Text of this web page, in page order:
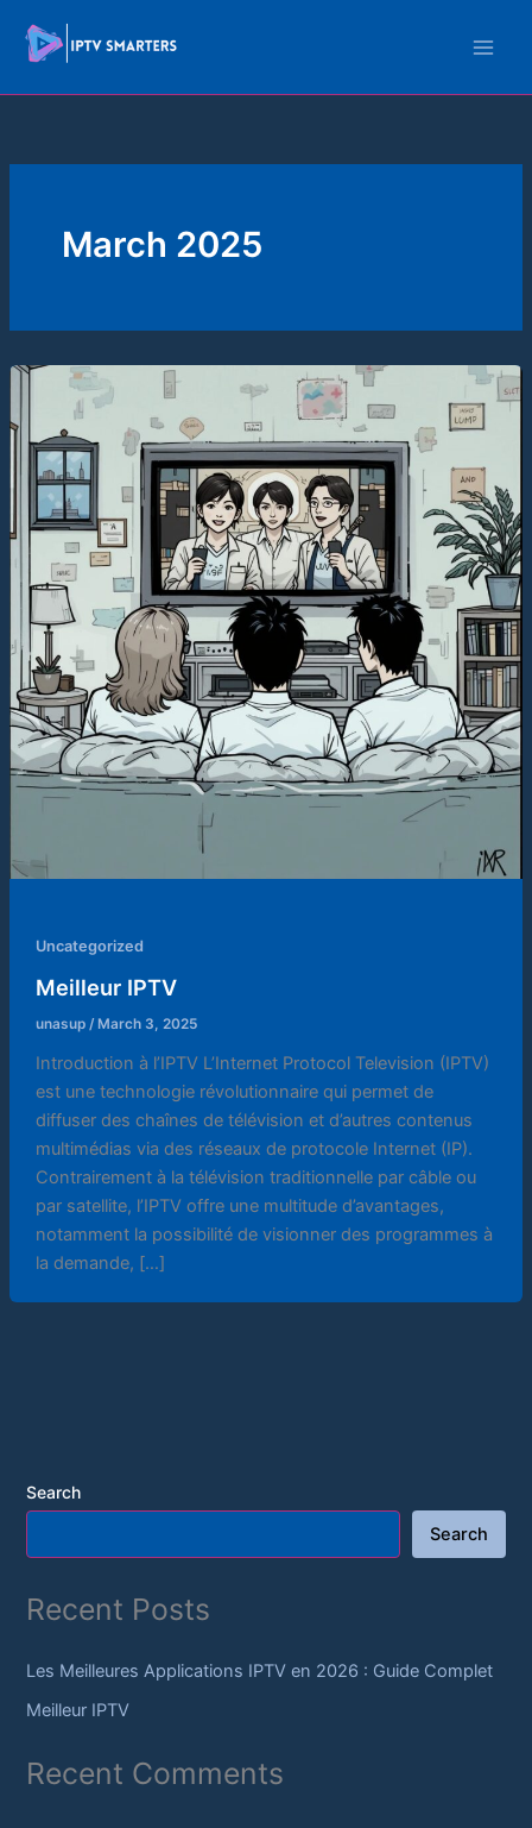
content
March 2025
Uncategorized
Meilleur IPTV
unasup /March 3, 2025
Introduction à l’IPTV L’Internet Protocol Television (IPTV)
est une technologie révolutionnaire qui permet de
diffuser des chaînes de télévision et d’autres contenus
multimédias via des réseaux de protocole Internet (IP).
Contrairement à la télévision traditionnelle par câble ou
par satellite, l’IPTV offre une multitude d’avantages,
notamment la possibilité de visionner des programmes à
la demande, […]
Search
Search
Recent Posts
Les Meilleures Applications IPTV en 2026 : Guide Complet
Meilleur IPTV
Recent Comments